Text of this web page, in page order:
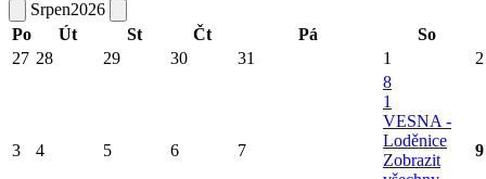
Srpen2026
Po
Út St Čt Pá
So
27 28 29 30 31 1 2
3 4 5 6 7
8
1
VESNA -
Loděnice
Zobrazit
9